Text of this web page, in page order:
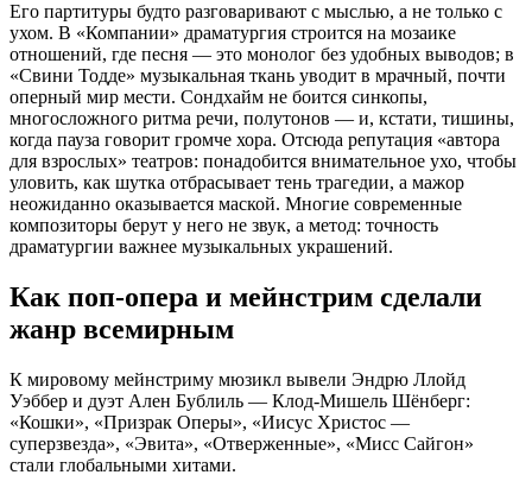
Его партитуры будто разговаривают с мыслью, а не только с
ухом. В «Компании» драматургия строится на мозаике
отношений, где песня — это монолог без удобных выводов; в
«Свини Тодде» музыкальная ткань уводит в мрачный, почти
оперный мир мести. Сондхайм не боится синкопы,
многосложного ритма речи, полутонов — и, кстати, тишины,
когда пауза говорит громче хора. Отсюда репутация «автора
для взрослых» театров: понадобится внимательное ухо, чтобы
уловить, как шутка отбрасывает тень трагедии, а мажор
неожиданно оказывается маской. Многие современные
композиторы берут у него не звук, а метод: точность
драматургии важнее музыкальных украшений.
Как поп‑опера и мейнстрим сделали
жанр всемирным
К мировому мейнстриму мюзикл вывели Эндрю Ллойд
Уэббер и дуэт Ален Бублиль — Клод‑Мишель Шёнберг:
«Кошки», «Призрак Оперы», «Иисус Христос —
суперзвезда», «Эвита», «Отверженные», «Мисс Сайгон»
стали глобальными хитами.